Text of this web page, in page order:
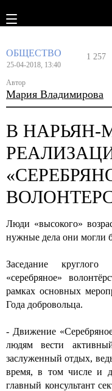
ОБЩЕСТВО
25-04-2018, 13:40
Автор
Мария Владимирова
1 257
В НАРЬЯН-
Люди «высокого»
нужные дела они могли
Заседание
«серебряное»
рамках основных
Года добровольца.
- Движение
людям вести
заслуженный отдых,
время, в том числе и
главный консультант